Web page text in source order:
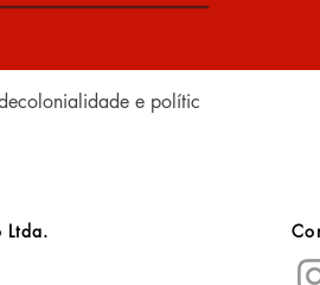
rápida e polític
Ltda.